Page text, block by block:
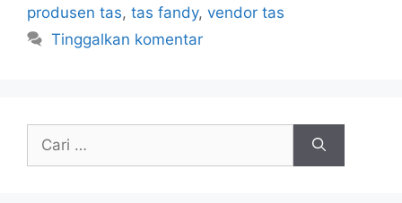
produsen tas, tas fandy, vendor tas
Tinggalkan komentar
untuk: